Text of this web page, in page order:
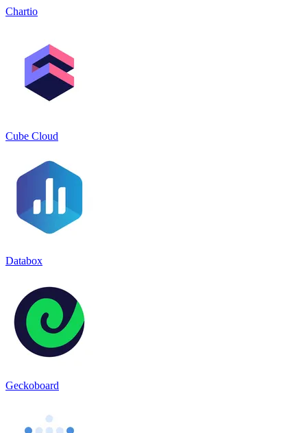
Chartio
Cube Cloud
Databox
Geckoboard